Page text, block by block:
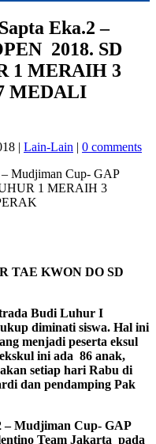
Eka.2 –
2018. SD
1 MERAIH 3
MEDALI
| Lain-Lain | 0 comments
TAE KWON DO SD
Budi Luhur I
diminati siswa. Hal ini
menjadi peserta eksul
ini ada 86 anak,
setiap hari Rabu di
dan pendamping Pak
– Mudjiman Cup- GAP
Team Jakarta pada